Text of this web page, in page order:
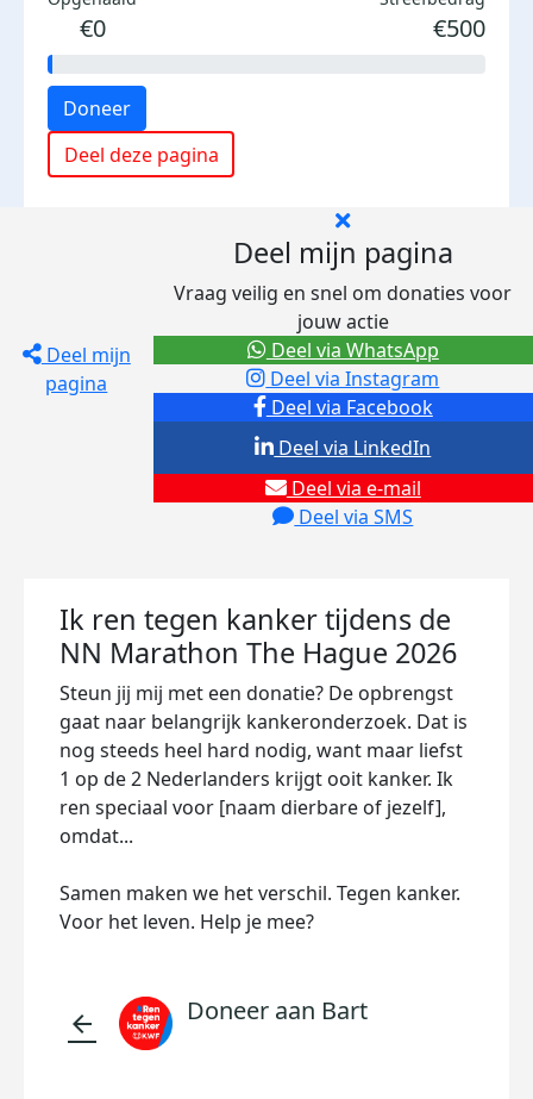
€0 €500
Doneer
Deel deze pagina
Deel mijn
pagina
Deel mijn pagina
Vraag veilig en snel om donaties voor
jouw actie
Deel via Facebook
Deel via Instagram
Deel via e-mail
Deel via SMS
Deel via LinkedIn
Deel via WhatsApp
Ik ren tegen kanker tijdens de
NN Marathon The Hague 2026
Steun jij mij met een donatie? De opbrengst
gaat naar belangrijk kankeronderzoek. Dat is
nog steeds heel hard nodig, want maar liefst
1 op de 2 Nederlanders krijgt ooit kanker. Ik
ren speciaal voor [naam dierbare of jezelf],
omdat...
Samen maken we het verschil. Tegen kanker.
Voor het leven. Help je mee?
arrow_back Doneer aan Bart